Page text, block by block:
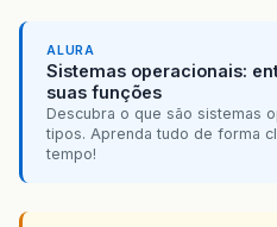
ALURA
Sistemas operacionais:
suas funções
Descubra o que são sistemas
tipos. Aprenda tudo de forma
tempo!